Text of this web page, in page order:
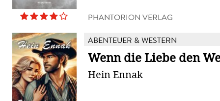
PHANTORION VERLAG
ABENTEUER & WESTERN
Wenn die Liebe den
Hein Ennak